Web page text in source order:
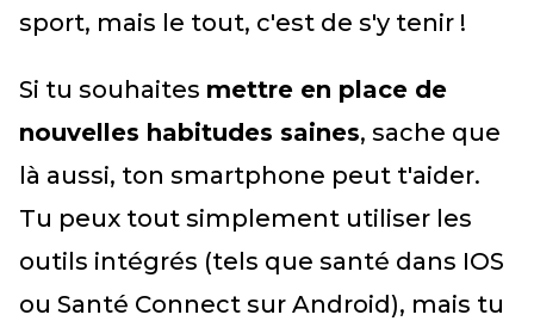
sport, mais le tout, c'est de s'y tenir !
Si tu souhaites mettre en place de
nouvelles habitudes saines, sache que
là aussi, ton smartphone peut t'aider.
Tu peux tout simplement utiliser les
outils intégrés (tels que santé dans IOS
ou Santé Connect sur Android), mais tu